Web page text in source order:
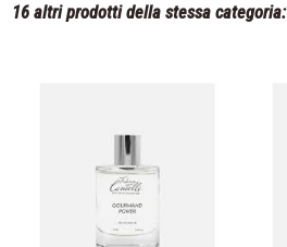
16 altri prodotti della stessa categoria: